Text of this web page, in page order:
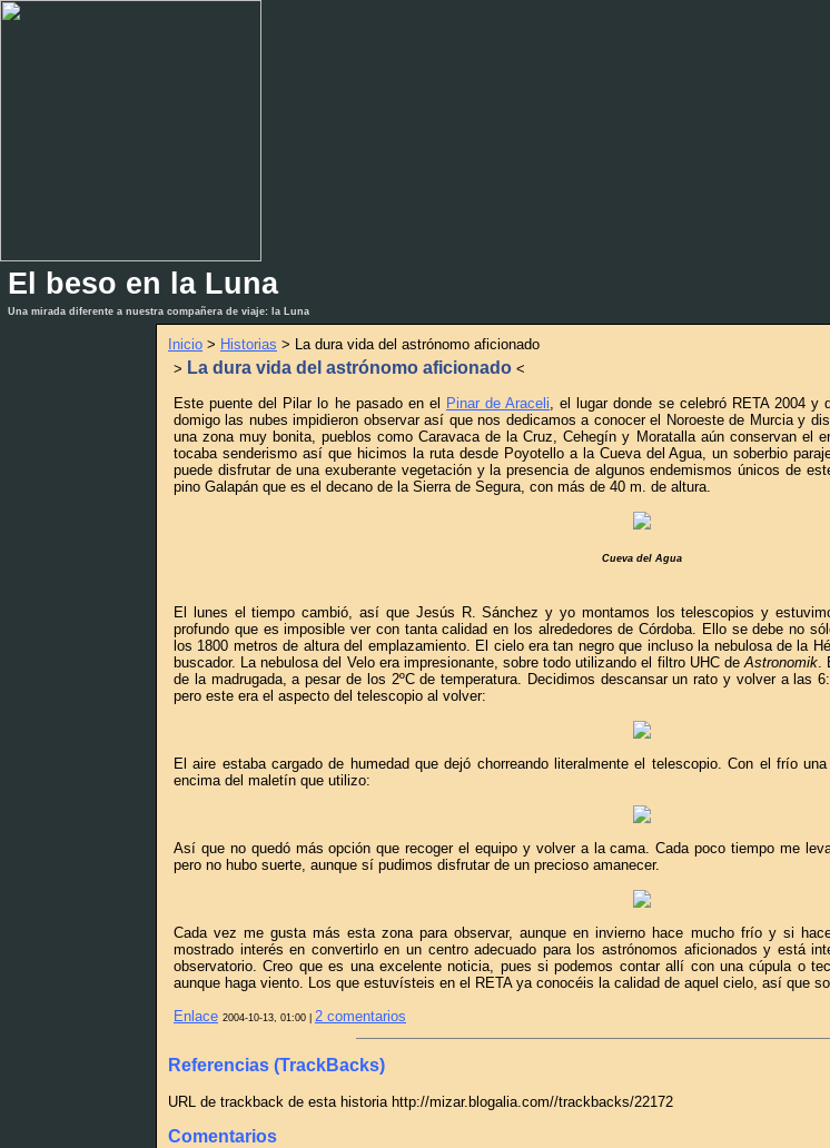
El beso en la Luna
Una mirada diferente a nuestra compañera de viaje: la Luna
Inicio > Historias > La dura vida del astrónomo aficionado
> La dura vida del astrónomo aficionado <
Este puente del Pilar lo he pasado en el Pinar de Araceli, el lugar donde se celebró RETA 2004 y
domigo las nubes impidieron observar así que nos dedicamos a conocer el Noroeste de Murcia y
una zona muy bonita, pueblos como Caravaca de la Cruz, Cehegín y Moratalla aún conservan el
tocaba senderismo así que hicimos la ruta desde Poyotello a la Cueva del Agua, un soberbio
puede disfrutar de una exuberante vegetación y la presencia de algunos endemismos únicos de
pino Galapán que es el decano de la Sierra de Segura, con más de 40 m. de altura.
Cueva del Agua
El lunes el tiempo cambió, así que Jesús R. Sánchez y yo montamos los telescopios y
profundo que es imposible ver con tanta calidad en los alrededores de Córdoba. Ello se debe no
los 1800 metros de altura del emplazamiento. El cielo era tan negro que incluso la nebulosa de la
buscador. La nebulosa del Velo era impresionante, sobre todo utilizando el filtro UHC deAstronomik
de la madrugada, a pesar de los 2ºC de temperatura. Decidimos descansar un rato y volver a las
pero este era el aspecto del telescopio al volver:
El aire estaba cargado de humedad que dejó chorreando literalmente el telescopio. Con el frío
encima del maletín que utilizo:
Así que no quedó más opción que recoger el equipo y volver a la cama. Cada poco tiempo me
pero no hubo suerte, aunque sí pudimos disfrutar de un precioso amanecer.
Cada vez me gusta más esta zona para observar, aunque en invierno hace mucho frío y si
mostrado interés en convertirlo en un centro adecuado para los astrónomos aficionados y está
observatorio. Creo que es una excelente noticia, pues si podemos contar allí con una cúpula o
aunque haga viento. Los que estuvísteis en el RETA ya conocéis la calidad de aquel cielo, así que
Enlace 2004-10-13, 01:00 | 2 comentarios
Referencias (TrackBacks)
URL de trackback de esta historia http://mizar.blogalia.com//trackbacks/22172
Comentarios